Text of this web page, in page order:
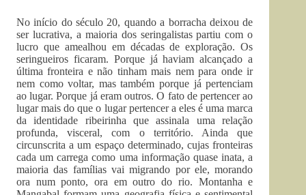
No início do século 20, quando a borracha deixou de
ser lucrativa, a maioria dos seringalistas partiu com o
lucro que amealhou em décadas de exploração. Os
seringueiros ficaram. Porque já haviam alcançado a
última fronteira e não tinham mais nem para onde ir
nem como voltar, mas também porque já pertenciam
ao lugar. Porque já eram outros. O fato de pertencer ao
lugar mais do que o lugar pertencer a eles é uma marca
da identidade ribeirinha que assinala uma relação
profunda, visceral, com o território. Ainda que
circunscrita a um espaço determinado, cujas fronteiras
cada um carrega como uma informação quase inata, a
maioria das famílias vai migrando por ele, morando
ora num ponto, ora em outro do rio. Montanha e